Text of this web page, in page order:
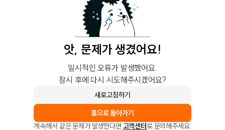
앗, 문제가 생겼어요!
일시적인 오류가 발생했어요.
잠시 후에 다시 시도해주시겠어요?
새로고침하기
홈으로 돌아가기
계속해서 같은 문제가 발생한다면 고객센터로 문의해주세요.